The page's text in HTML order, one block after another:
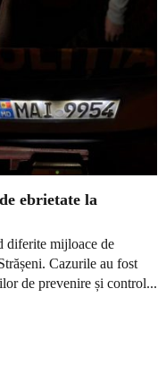
ebrietate la
diferite mijloace de
Cazurile au fost
de prevenire și control...